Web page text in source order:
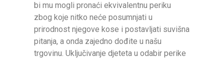
bi mu mogli pronaći ekvivalentnu periku
zbog koje nitko neće posumnjati u
prirodnost njegove kose i postavljati suvišna
pitanja, a onda zajedno dođite u našu
trgovinu. Uključivanje djeteta u odabir perike